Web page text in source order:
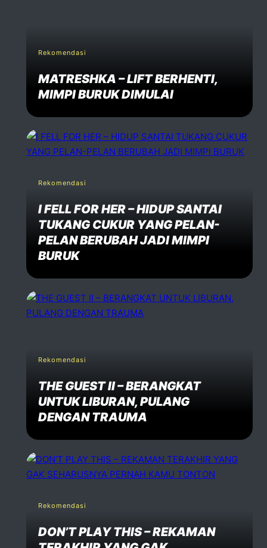
Rekomendasi
MATRESHKA – LIFT BERHENTI,
MIMPI BURUK DIMULAI
Rekomendasi
I FELL FOR HER – HIDUP SANTAI
TUKANG CUKUR YANG PELAN-
PELAN BERUBAH JADI MIMPI
BURUK
Rekomendasi
THE GUEST II – BERANGKAT
UNTUK LIBURAN, PULANG
DENGAN TRAUMA
Rekomendasi
DON’T PLAY THIS – REKAMAN